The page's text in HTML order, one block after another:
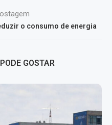
o consumo de energia
GOSTAR